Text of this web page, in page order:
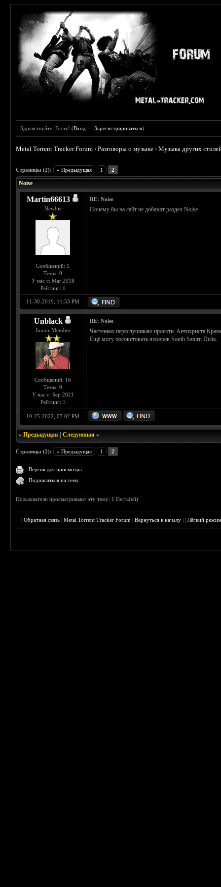
Здравствуйте, Гость! (Вход —Зарегистрироваться)
Metal Torrent Tracker Forum ›Разговоры о музыке ›Музыка других
Страницы (2): « Предыдущая 1 2
Noise
Martin66613
Newbie
Сообщений: 1
Темы: 0
У нас с: Mar 2018
Рейтинг: 0
RE: Noise
Почему бы на сайт не добавят раздел Noise.
11-30-2019, 11:53 PM
Unblack
Junior Member
Сообщений: 16
Темы: 0
У нас с: Sep 2021
Рейтинг: 1
RE: Noise
Частенько переслушиваю проекты Антихриста
Ещё могу посоветовать японцев South Saturn Delta.
10-25-2022, 07:02 PM
«Предыдущая |Следующая »
Страницы (2): « Предыдущая 1 2
Версия для просмотра
Подписаться на тему
Пользователи просматривают эту тему: 1 Гость(ей)
|Обратная связь |Metal Torrent Tracker Forum |Вернуться к началу ||Лёгкий